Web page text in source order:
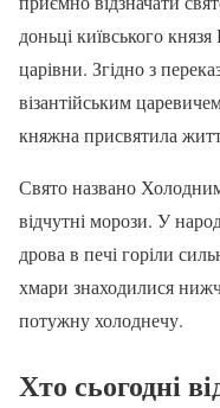
доньці київського
царівни. Згідно з
візантійським
княжна присвятила
Свято названо
відчутні морози. У
дрова в печі горіли
хмари знаходилися
потужну холоднечу.
Хто сьогодні